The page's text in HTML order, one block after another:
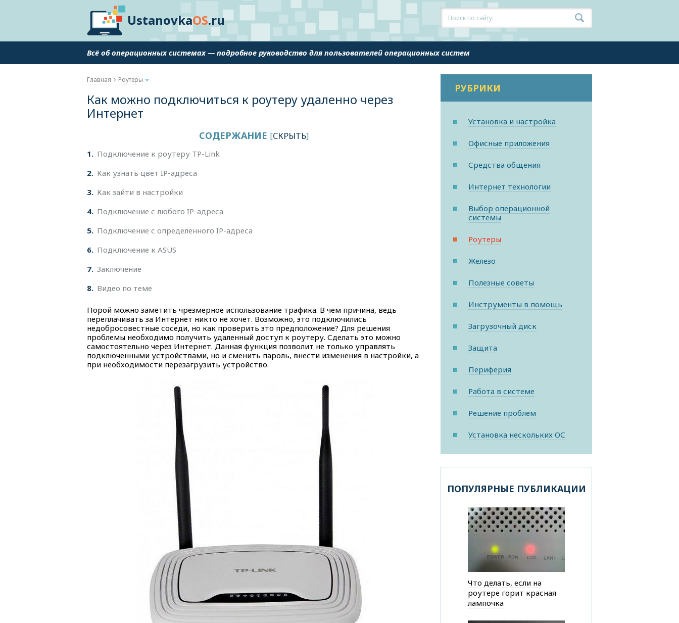
UstanovkaOS.ru
Всё об операционных системах — подробное руководство для пользователей операционных систем
Главная Роутеры
Как можно подключиться к роутеру удаленно через
Интернет
СОДЕРЖАНИЕ [СКРЫТЬ]
1
Подключение к роутеру TP-Link
2 Как узнать цвет IP-адреса
3 Как зайти в настройки
4 Подключение с любого IP-адреса
5 Подключение с определенного IP-адреса
6 Подключение к ASUS
7 Заключение
8 Видео по теме
Порой можно заметить чрезмерное использование трафика. В чем причина, ведь
переплачивать за Интернет никто не хочет. Возможно, это подключились
недобросовестные соседи, но как проверить это предположение? Для решения
проблемы необходимо получить удаленный доступ к роутеру. Сделать это можно
самостоятельно через Интернет. Данная функция позволит не только управлять
подключенными устройствами, но и сменить пароль, внести изменения в настройки, а
при необходимости перезагрузить устройство.
РУБРИКИ
Установка и настройка
Офисные приложения
Средства общения
Интернет технологии
Выбор операционной
системы
Роутеры
Железо
Полезные советы
Инструменты в помощь
Загрузочный диск
Защита
Периферия
Работа в системе
Решение проблем
Установка нескольких ОС
ПОПУЛЯРНЫЕ ПУБЛИКАЦИИ
Что делать, если на
роутере горит красная
лампочка